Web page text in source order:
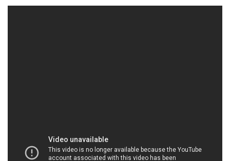
mại & kinh doanh hóa chất tại Thành phố Hồ Chí
Minh